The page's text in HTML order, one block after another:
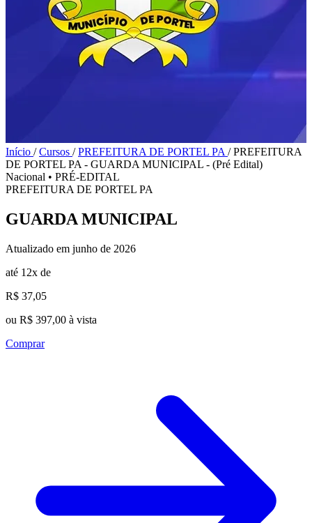
Início / Cursos / PREFEITURA DE PORTEL PA / PREFEITURA
DE PORTEL PA - GUARDA MUNICIPAL - (Pré Edital)
Nacional • PRÉ-EDITAL
PREFEITURA DE PORTEL PA
GUARDA MUNICIPAL
Atualizado em junho de 2026
até 12x de
R$ 37,05
ou R$ 397,00 à vista
Comprar